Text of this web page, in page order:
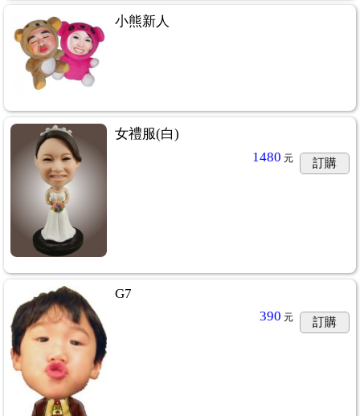
小熊新人
女禮服(白)
1480 元 訂購
G7
390 元 訂購